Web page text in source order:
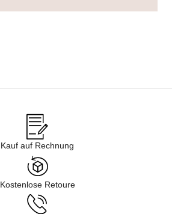
Kauf auf Rechnung
Kostenlose Retoure